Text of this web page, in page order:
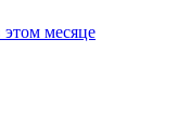
этом месяце